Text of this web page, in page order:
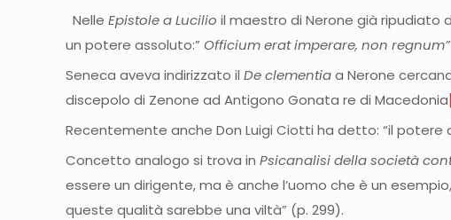
Nelle Epistole a Lucilio il maestro di Nerone già ripudiato
un potere assoluto:”Officium erat imperare, non regnum”
Seneca aveva indirizzato ilDe clementiaa Nerone
discepolo di Zenone ad Antigono Gonata re di Macedonia
Recentemente anche Don Luigi Ciotti ha detto: “il potere
Concetto analogo si trova inPsicanalisi della società
essere un dirigente, ma è anche l’uomo che è un
queste qualità sarebbe una viltà” (p. 299).